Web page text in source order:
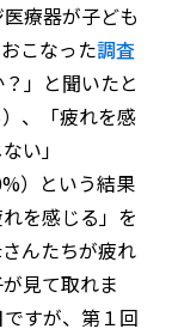
療器が子ども
こなった調査
」と聞いたと
、「疲れを感
い」
）という結果
を感じる」を
んたちが疲れ
見て取れま
すが、第１回